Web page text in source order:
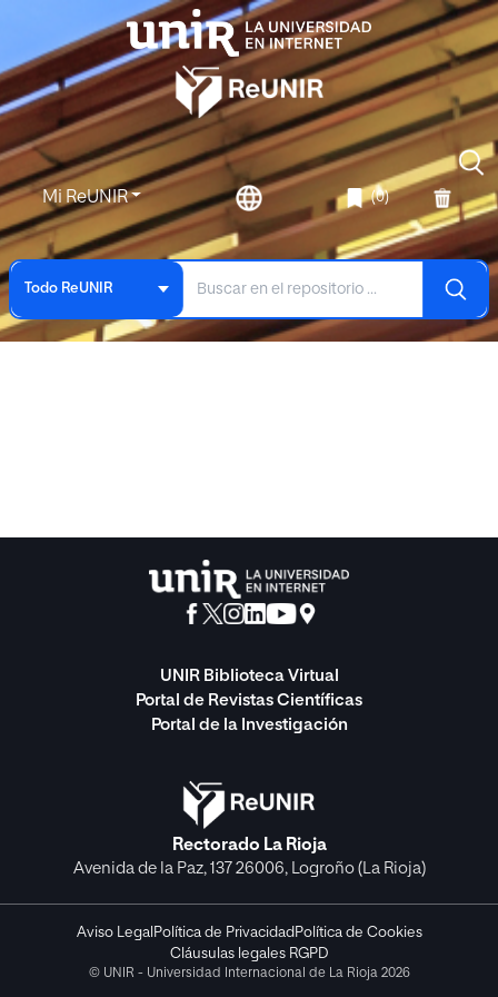
Mi ReUNIR (0)
Todo ReUNIR
UNIR Biblioteca Virtual
Portal de Revistas Científicas
Portal de la Investigación
Rectorado La Rioja
Avenida de la Paz, 137 26006, Logroño (La Rioja)
Aviso Legal Política de Privacidad Política de Cookies
Cláusulas legales RGPD
© UNIR - Universidad Internacional de La Rioja 2026